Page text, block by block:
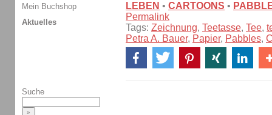
LEBEN • CARTOONS •
Permalink
Tags: Zeichnung, Teetasse, Tee,
Petra A. Bauer, Papier, Pabbles,
Mein Buchshop
Aktuelles
Suche